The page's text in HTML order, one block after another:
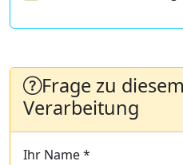
Frage zu
Verarbeitung
Ihr Name *